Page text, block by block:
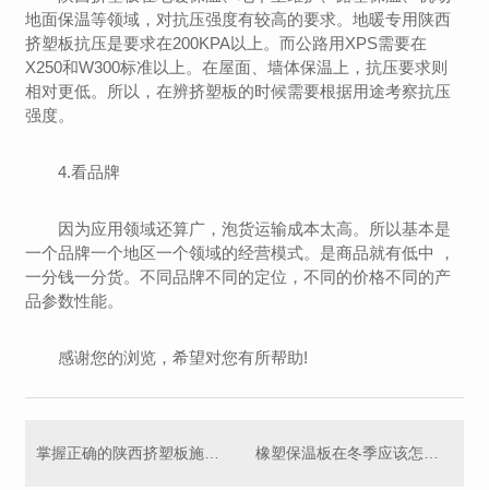
地面保温等领域，对抗压强度有较高的要求。地暖专用陕西
挤塑板抗压是要求在200KPA以上。而公路用XPS需要在
X250和W300标准以上。在屋面、墙体保温上，抗压要求则
相对更低。所以，在辨挤塑板的时候需要根据用途考察抗压
强度。
4.看品牌
因为应用领域还算广，泡货运输成本太高。所以基本是
一个品牌一个地区一个领域的经营模式。是商品就有低中 ，
一分钱一分货。不同品牌不同的定位，不同的价格不同的产
品参数性能。
感谢您的浏览，希望对您有所帮助!